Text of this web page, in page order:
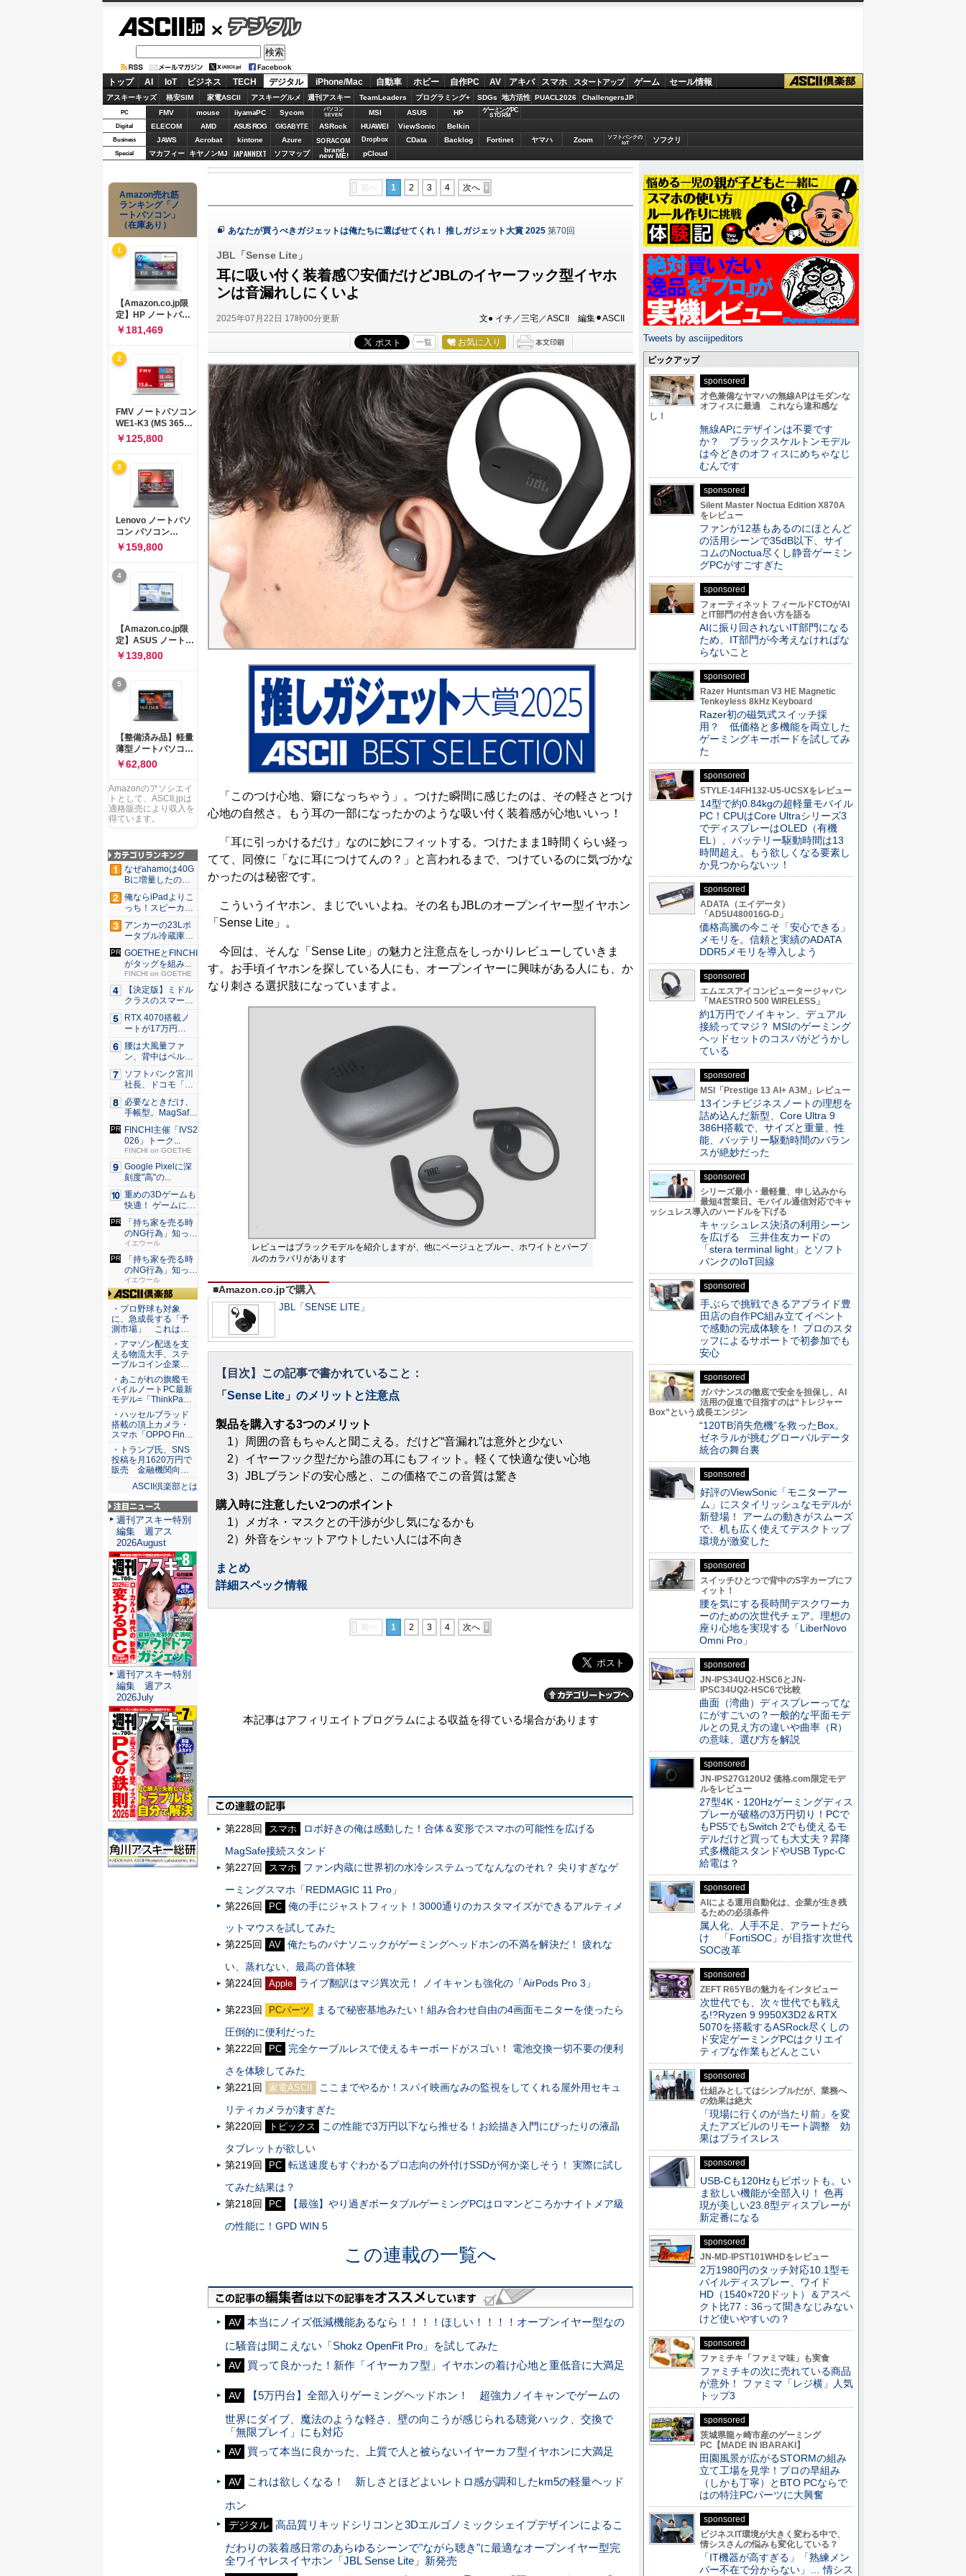
デジタル
トップ AI IoT ビジネス TECH デジタル iPhone/Mac 自動車 ホビー 自作PC AV アキバ スマホ スタートアップ ゲーム セール情報
アスキーキッズ 格安SIM 家電ASCII アスキーグルメ 週刊アスキー TeamLeaders プログラミング+ SDGs 地方活性 PUACL2026 ChallengersJP
PC FMV mouse iiyamaPC Sycom
パソコン
SEVEN
MSI ASUS HP ゲーミングPC
STORM
Digital ELECOM AMD ASUS ROG GIGABYTE ASRock HUAWEI ViewSonic Belkin
Business JAWS Acrobat kintone Azure SORACOM Dropbox CData Backlog Fortinet ヤマハ Zoom
ソフトバンクの
IoT
ソフクリ
Special マカフィー キヤノンMJ JAPANNEXT ソフマップ brand
new ME! pCloud
前へ 1 2 3 4 次へ
あなたが買うべきガジェットは俺たちに選ばせてくれ！ 推しガジェット大賞 2025 第70回
JBL「Sense Lite」
耳に吸い付く装着感♡安価だけどJBLのイヤーフック型イヤホ
ンは音漏れしにくいよ
2025年07月22日 17時00分更新 文● イチ／三宅／ASCII 編集⚫︎ASCII
一覧 お気に入り
「このつけ心地、癖になっちゃう」。つけた瞬間に感じたのは、その軽さとつけ
心地の自然さ。もう耳の一部になったかのような吸い付く装着感が心地いいっ！
「耳に引っかけるだけ」なのに妙にフィットする。つけたまま1時間くらい経っ
てて、同僚に「なに耳につけてんの？」と言われるまで、つけているのに気づかな
かったのは秘密です。
こういうイヤホン、まじでいいよね。その名もJBLのオープンイヤー型イヤホン
「Sense Lite」。
今回は、そんな「Sense Lite」の魅力と注意点をしっかりレビューしていきま
す。お手頃イヤホンを探している人にも、オープンイヤーに興味がある人にも、か
なり刺さる選択肢になっていますよ。
レビューはブラックモデルを紹介しますが、他にベージュとブルー、ホワイトとパープ
ルのカラバリがあります
■Amazon.co.jpで購入
JBL「SENSE LITE」
【目次】この記事で書かれていること：
「Sense Lite」のメリットと注意点
製品を購入する3つのメリット
1）周囲の音もちゃんと聞こえる。だけど“音漏れ”は意外と少ない
2）イヤーフック型だから誰の耳にもフィット。軽くて快適な使い心地
3）JBLブランドの安心感と、この価格でこの音質は驚き
購入時に注意したい2つのポイント
1）メガネ・マスクとの干渉が少し気になるかも
2）外音をシャットアウトしたい人には不向き
まとめ
詳細スペック情報
前へ 1 2 3 4 次へ
本記事はアフィリエイトプログラムによる収益を得ている場合があります
第228回 スマホ
ロボ好きの俺は感動した！合体＆変形でスマホの可能性を広げる
MagSafe接続スタンド
第227回
スマホ
ファン内蔵に世界初の水冷システムってなんなのそれ？ 尖りすぎなゲ
ーミングスマホ「REDMAGIC 11 Pro」
第226回
PC 俺の手にジャストフィット！3000通りのカスタマイズができるアルティメ
ットマウスを試してみた
第225回
AV 俺たちのパナソニックがゲーミングヘッドホンの不満を解決だ！ 疲れな
い、蒸れない、最高の音体験
第224回
Apple ライブ翻訳はマジ異次元！ ノイキャンも強化の「AirPods Pro 3」
第223回 PCパーツ
まるで秘密基地みたい！組み合わせ自由の4画面モニターを使ったら
圧倒的に便利だった
第222回
PC
完全ケーブルレスで使えるキーボードがスゴい！ 電池交換一切不要の便利
さを体験してみた
第221回
家電ASCII
ここまでやるか！スパイ映画なみの監視をしてくれる屋外用セキュ
リティカメラが凄すぎた
第220回
トピックス
この性能で3万円以下なら推せる！お絵描き入門にぴったりの液晶
タブレットが欲しい
第219回
PC 転送速度もすぐわかるプロ志向の外付けSSDが何か楽しそう！ 実際に試し
てみた結果は？
第218回
PC
【最強】やり過ぎポータブルゲーミングPCはロマンどころかナイトメア級
の性能に！GPD WIN 5
この連載の一覧へ
AV 本当にノイズ低減機能あるなら！！！！ほしい！！！！オープンイヤー型なの
に騒音は聞こえない「Shokz OpenFit Pro」を試してみた
AV 買って良かった！新作「イヤーカフ型」イヤホンの着け心地と重低音に大満足
AV
【5万円台】全部入りゲーミングヘッドホン！ 超強力ノイキャンでゲームの
世界にダイブ、魔法のような軽さ、壁の向こうが感じられる聴覚ハック、交換で
「無限プレイ」にも対応
AV 買って本当に良かった、上質で人と被らないイヤーカフ型イヤホンに大満足
AV
これは欲しくなる！ 新しさとほどよいレトロ感が調和したkm5の軽量ヘッド
ホン
デジタル 高品質リキッドシリコンと3Dエルゴノミックシェイプデザインによるこ
だわりの装着感日常のあらゆるシーンで"ながら聴き"に最適なオープンイヤー型完
全ワイヤレスイヤホン「JBL Sense Lite」新発売
Amazon売れ筋
ランキング「ノ
ートパソコン」
（在庫あり）
1
【Amazon.co.jp限
定】HP ノートパソ
コン 15-fd 15.6イン
チ インテル Core 5
120U メモリ16GB
SSD512GB
Windows 11
Microsoft Office
2024搭載 WPS
Office搭載 カメラシ
ャッター 指紋認証 薄
型 Copilotキー搭載
ナチュラルシルバー
￥181,469
2
FMV ノートパソコン
WE1-K3 (MS 365
Personal/Copilotキ
ー搭載/Win 11/15.6
型/Core
i5/16GB/SSD
512GB/ホワイト)
FMVWK3E15W_AZ
￥125,800
3
Lenovo ノートパソ
コン パソコン
IdeaPad Slim 3 14.0
インチ AMD
Ryzen™ 5 8640HS
メモリ16GB
SSD512GB
Microsoft 365 試用
版 Windows11 バッ
テリー駆動12.6時間
重量1.39kg ルナグレ
ー 83K9003JJP ノー
トPC
￥159,800
4
【Amazon.co.jp限
定】ASUS ノートパ
ソコン Vivobook 15
M1502NAQ 15.6イ
ンチ AMD Ryzen 7
170 メモリ16GB
SSD 512GB
Microsoft 365
Personal (24か月版)
搭載 Windows 11 重
量1.7kg Wi-Fi 6E ク
ワイエットブルー
M1502NAQ-
￥139,800
5
【整備済み品】軽量
薄型ノートパソコン
dynabook G83 ■
13.3型
FHD(1920x1080) -
高性能第11世代Core
i5-1135G7 - メモリ
16GB - SSD 256GB
USB Type-C - MS
Office 2021 - Win11
搭載
￥62,800
Amazonのアソシエイ
トとして、ASCII.jpは
適格販売により収入を
得ています。
なぜahamoは40G
Bに増量したの
か ...
俺ならiPadよりこ
っち！スピーカー
9個...
アンカーの23Lポ
ータブル冷蔵庫が
Ama...
GOETHEとFINCHI
がタッグを組み...
FINCHI on GOETHE
【決定版】ミドル
クラスのスマート
フォンの...
RTX 4070搭載ノ
ートが17万円
台。...
腰は大風量ファ
ン、背中はペルチ
ェ冷却。ダ...
ソフトバンク宮川
社長、ドコモ「ah
amo...
必要なときだけ、
手帳型。MagSaf
e・...
FINCHI主催「IVS2
026」トーク...
FINCHI on GOETHE
Google Pixelに深
刻度"高"の...
重めの3Dゲームも
快適！ ゲームに強
いH...
「持ち家を売る時
のNG行為」知って
るだけ...
イエウール
「持ち家を売る時
のNG行為」知って
るだけ...
イエウール
ASCII倶楽部
・プロ野球も対象
に、急成長する「予
測市場」 これは…
・アマゾン配送を支
える物流大手、ステ
ーブルコイン企業…
・あこがれの旗艦モ
バイルノートPC最新
モデル=「ThinkPa…
・ハッセルブラッド
搭載の頂上カメラ・
スマホ「OPPO Fin…
・トランプ氏、SNS
投稿を月1620万円で
販売 金融機関向…
ASCII倶楽部とは
注目ニュース
週刊アスキー特別
編集 週アス
2026August
週刊アスキー特別
編集 週アス
2026July
Tweets by asciijpeditors
ピックアップ
sponsored
才色兼備なヤマハの無線APはモダンな
オフィスに最適 これなら違和感な
し！
無線APにデザインは不要です
か？ ブラックスケルトンモデル
は今どきのオフィスにめちゃなじ
むんです
sponsored
Silent Master Noctua Edition X870A
をレビュー
ファンが12基もあるのにほとんど
の活用シーンで35dB以下、サイ
コムのNoctua尽くし静音ゲーミン
グPCがすごすぎた
sponsored
フォーティネット フィールドCTOがAI
とIT部門の付き合い方を語る
AIに振り回されないIT部門になる
ため、IT部門が今考えなければな
らないこと
sponsored
Razer Huntsman V3 HE Magnetic
Tenkeyless 8kHz Keyboard
Razer初の磁気式スイッチ採
用？ 低価格と多機能を両立した
ゲーミングキーボードを試してみ
た
sponsored
STYLE-14FH132-U5-UCSXをレビュー
14型で約0.84kgの超軽量モバイル
PC！CPUはCore Ultraシリーズ3
でディスプレーはOLED（有機
EL）、バッテリー駆動時間は13
時間超え。もう欲しくなる要素し
か見つからないッ！
sponsored
ADATA（エイデータ）
「AD5U480016G-D」
価格高騰の今こそ「安心できる」
メモリを。信頼と実績のADATA
DDR5メモリを導入しよう
sponsored
エムエスアイコンピュータージャパン
「MAESTRO 500 WIRELESS」
約1万円でノイキャン、デュアル
接続ってマジ？ MSIのゲーミング
ヘッドセットのコスパがどうかし
ている
sponsored
MSI「Prestige 13 AI+ A3M」レビュー
13インチビジネスノートの理想を
詰め込んだ新型、Core Ultra 9
386H搭載で、サイズと重量、性
能、バッテリー駆動時間のバラン
スが絶妙だった
sponsored
シリーズ最小・最軽量、申し込みから
最短4営業日。モバイル通信対応でキャ
ッシュレス導入のハードルを下げる
キャッシュレス決済の利用シーン
を広げる 三井住友カードの
「stera terminal light」とソフト
バンクのIoT回線
sponsored
手ぶらで挑戦できるアプライド豊
田店の自作PC組み立てイベント
で感動の完成体験を！ プロのスタ
ッフによるサポートで初参加でも
安心
sponsored
ガバナンスの徹底で安全を担保し、AI
活用の促進で目指すのは“トレジャー
Box”という成長エンジン
“120TB消失危機”を救ったBox。
ゼネラルが挑むグローバルデータ
統合の舞台裏
sponsored
好評のViewSonic「モニターアー
ム」にスタイリッシュなモデルが
新登場！ アームの動きがスムーズ
で、机も広く使えてデスクトップ
環境が激変した
sponsored
スイッチひとつで背中のS字カーブにフ
ィット！
腰を気にする長時間デスクワーカ
ーのための次世代チェア。理想の
座り心地を実現する「LiberNovo
Omni Pro」
sponsored
JN-IPS34UQ2-HSC6とJN-
IPSC34UQ2-HSC6で比較
曲面（湾曲）ディスプレーってな
にがすごいの？一般的な平面モデ
ルとの見え方の違いや曲率（R）
の意味、選び方を解説
sponsored
JN-IPS27G120U2 価格.com限定モデ
ルをレビュー
27型4K・120Hzゲーミングディス
プレーが破格の3万円切り！PCで
もPS5でもSwitch 2でも使えるモ
デルだけど買っても大丈夫？昇降
式多機能スタンドやUSB Typc-C
給電は？
sponsored
AIによる運用自動化は、企業が生き残
るための必須条件
属人化、人手不足、アラートだら
け 「FortiSOC」が目指す次世代
SOC改革
sponsored
ZEFT R65YBの魅力をインタビュー
次世代でも、次々世代でも戦え
る!?Ryzen 9 9950X3D2＆RTX
5070を搭載するASRock尽くしの
ド安定ゲーミングPCはクリエイ
ティブな作業もどんとこい
sponsored
仕組みとしてはシンプルだが、業務へ
の効果は絶大
「現場に行くのが当たり前」を変
えたアズビルのリモート調整 効
果はプライスレス
sponsored
USB-Cも120Hzもピボットも。い
ま欲しい機能が全部入り！ 色再
現が美しい23.8型ディスプレーが
新定番になる
sponsored
JN-MD-IPST101WHDをレビュー
2万1980円のタッチ対応10.1型モ
バイルディスプレー、ワイド
HD（1540×720ドット）＆アスペ
クト比77：36って聞きなじみない
けど使いやすいの？
sponsored
ファミチキ「ファミマ味」も実食
ファミチキの次に売れている商品
が意外！ ファミマ「レジ横」人気
トップ3
sponsored
茨城県龍ヶ崎市産のゲーミング
PC【MADE IN IBARAKI】
田園風景が広がるSTORMの組み
立て工場を見学！プロの早組み
（しかも丁寧）とBTO PCならで
はの特注PCパーツに大興奮
sponsored
ビジネスIT環境が大きく変わる中で、
情シスさんの悩みも変化している？
「IT機器が高すぎる」「熟練メン
バー不在で分からない」… 情シス